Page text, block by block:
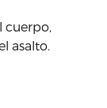
cuerpo,
asalto.